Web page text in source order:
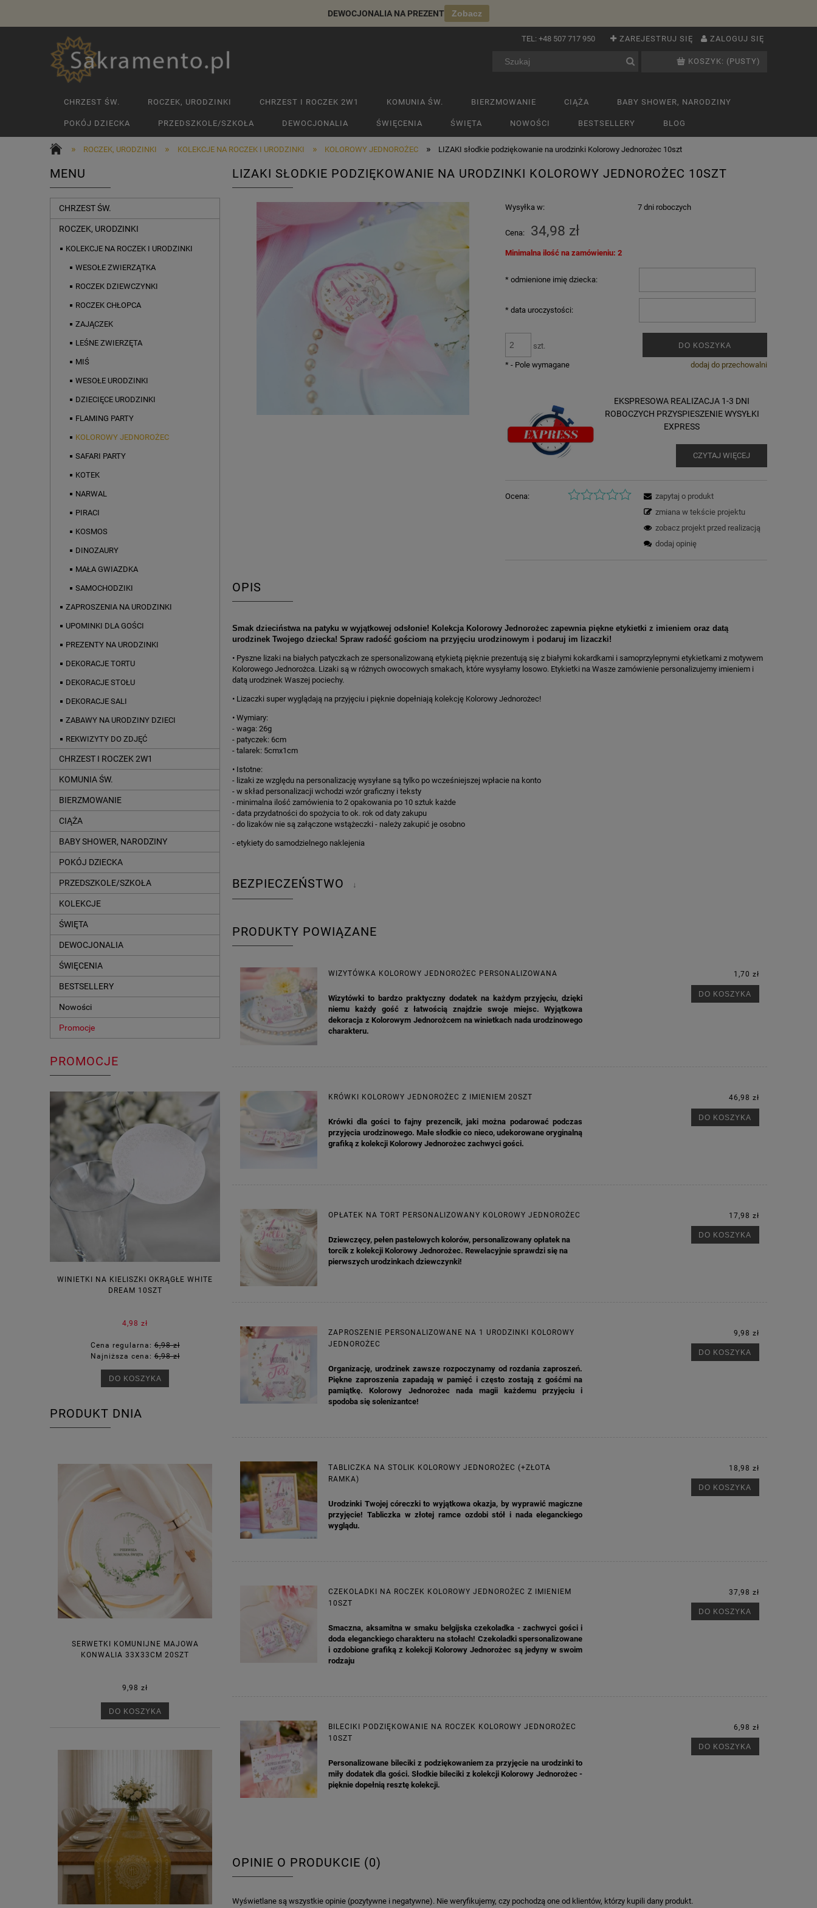
DEWOCJONALIA NA PREZENT Zobacz
ZAREJESTRUJ SIĘ ZALOGUJ SIĘ
TEL: +48 507 717 950
KOSZYK: (PUSTY)
CHRZEST ŚW. ROCZEK, URODZINKI CHRZEST I ROCZEK 2W1 KOMUNIA ŚW. BIERZMOWANIE CIĄŻA BABY SHOWER, NARODZINY
POKÓJ DZIECKA PRZEDSZKOLE/SZKOŁA DEWOCJONALIA ŚWIĘCENIA ŚWIĘTA NOWOŚCI BESTSELLERY BLOG
» ROCZEK, URODZINKI » KOLEKCJE NA ROCZEK I URODZINKI » KOLOROWY JEDNOROŻEC » LIZAKI słodkie podziękowanie na urodzinki Kolorowy Jednorożec 10szt
MENU
CHRZEST ŚW.
ROCZEK, URODZINKI
KOLEKCJE NA ROCZEK I URODZINKI
WESOŁE ZWIERZĄTKA
ROCZEK DZIEWCZYNKI
ROCZEK CHŁOPCA
ZAJĄCZEK
LEŚNE ZWIERZĘTA
MIŚ
WESOŁE URODZINKI
DZIECIĘCE URODZINKI
FLAMING PARTY
KOLOROWY JEDNOROŻEC
SAFARI PARTY
KOTEK
NARWAL
PIRACI
KOSMOS
DINOZAURY
MAŁA GWIAZDKA
SAMOCHODZIKI
ZAPROSZENIA NA URODZINKI
UPOMINKI DLA GOŚCI
PREZENTY NA URODZINKI
DEKORACJE TORTU
DEKORACJE STOŁU
DEKORACJE SALI
ZABAWY NA URODZINY DZIECI
REKWIZYTY DO ZDJĘĆ
CHRZEST I ROCZEK 2W1
KOMUNIA ŚW.
BIERZMOWANIE
CIĄŻA
BABY SHOWER, NARODZINY
POKÓJ DZIECKA
PRZEDSZKOLE/SZKOŁA
KOLEKCJE
ŚWIĘTA
DEWOCJONALIA
ŚWIĘCENIA
BESTSELLERY
Nowości
Promocje
PROMOCJE
WINIETKI NA KIELISZKI OKRĄGŁE WHITE
DREAM 10SZT
4,98 zł
Cena regularna:6,98 zł
Najniższa cena:6,98 zł
DO KOSZYKA
PUDEŁECZKA PODZIĘKOWANIE ZŁOTA
Cena regularna:
9,98 zł
Najniższa cena:
DO KOSZYKA DO KOSZYKA
PRODUKT DNIA
SERWETKI KOMUNIJNE MAJOWA
KONWALIA 33X33CM 20SZT
9,98 zł
DO KOSZYKA
LIZAKI SŁODKIE PODZIĘKOWANIE NA URODZINKI KOLOROWY JEDNOROŻEC 10SZT
Wysyłka w: 7 dni roboczych
Cena: 34,98 zł
Minimalna ilość na zamówieniu: 2
* odmienione imię dziecka:
* data uroczystości:
szt. DO KOSZYKA
dodaj do przechowalni
* - Pole wymagane
EKSPRESOWA REALIZACJA 1-3 DNI
ROBOCZYCH PRZYSPIESZENIE WYSYŁKI
EXPRESS
CZYTAJ WIĘCEJ
Ocena:
zapytaj o produkt
zmiana w tekście projektu
zobacz projekt przed realizacją
dodaj opinię
OPIS
Smak dzieciństwa na patyku w wyjątkowej odsłonie! Kolekcja Kolorowy Jednorożec zapewnia piękne etykietki z imieniem oraz datą
urodzinek Twojego dziecka! Spraw radość gościom na przyjęciu urodzinowym i podaruj im lizaczki!
• Pyszne lizaki na białych patyczkach ze spersonalizowaną etykietą pięknie prezentują się z białymi kokardkami i samoprzylepnymi etykietkami z motywem
Kolorowego Jednorożca. Lizaki są w różnych owocowych smakach, które wysyłamy losowo. Etykietki na Wasze zamówienie personalizujemy imieniem i
datą urodzinek Waszej pociechy.
• Lizaczki super wyglądają na przyjęciu i pięknie dopełniają kolekcję Kolorowy Jednorożec!
• Wymiary:
- waga: 26g
- patyczek: 6cm
- talarek: 5cmx1cm
• Istotne:
- lizaki ze względu na personalizację wysyłane są tylko po wcześniejszej wpłacie na konto
- w skład personalizacji wchodzi wzór graficzny i teksty
- minimalna ilość zamówienia to 2 opakowania po 10 sztuk każde
- data przydatności do spożycia to ok. rok od daty zakupu
- do lizaków nie są załączone wstążeczki - należy zakupić je osobno
- etykiety do samodzielnego naklejenia
BEZPIECZEŃSTWO ↓
PRODUKTY POWIĄZANE
WIZYTÓWKA KOLOROWY JEDNOROŻEC PERSONALIZOWANA
Wizytówki to bardzo praktyczny dodatek na każdym przyjęciu, dzięki
niemu każdy gość z łatwością znajdzie swoje miejsc. Wyjątkowa
dekoracja z Kolorowym Jednorożcem na winietkach nada urodzinowego
charakteru.
1,70 zł
DO KOSZYKA
KRÓWKI KOLOROWY JEDNOROŻEC Z IMIENIEM 20SZT
Krówki dla gości to fajny prezencik, jaki można podarować podczas
przyjęcia urodzinowego. Małe słodkie co nieco, udekorowane oryginalną
grafiką z kolekcji Kolorowy Jednorożec zachwyci gości.
46,98 zł
DO KOSZYKA
OPŁATEK NA TORT PERSONALIZOWANY KOLOROWY JEDNOROŻEC
Dziewczęcy, pełen pastelowych kolorów, personalizowany opłatek na
torcik z kolekcji Kolorowy Jednorożec. Rewelacyjnie sprawdzi się na
pierwszych urodzinkach dziewczynki!
17,98 zł
DO KOSZYKA
ZAPROSZENIE PERSONALIZOWANE NA 1 URODZINKI KOLOROWY
JEDNOROŻEC
Organizację, urodzinek zawsze rozpoczynamy od rozdania zaproszeń.
Piękne zaproszenia zapadają w pamięć i często zostają z gośćmi na
pamiątkę. Kolorowy Jednorożec nada magii każdemu przyjęciu i
spodoba się solenizantce!
9,98 zł
DO KOSZYKA
TABLICZKA NA STOLIK KOLOROWY JEDNOROŻEC (+ZŁOTA
RAMKA)
Urodzinki Twojej córeczki to wyjątkowa okazja, by wyprawić magiczne
przyjęcie! Tabliczka w złotej ramce ozdobi stół i nada eleganckiego
wyglądu.
18,98 zł
DO KOSZYKA
CZEKOLADKI NA ROCZEK KOLOROWY JEDNOROŻEC Z IMIENIEM
10SZT
Smaczna, aksamitna w smaku belgijska czekoladka - zachwyci gości i
doda eleganckiego charakteru na stołach! Czekoladki spersonalizowane
i ozdobione grafiką z kolekcji Kolorowy Jednorożec są jedyny w swoim
rodzaju
37,98 zł
DO KOSZYKA
BILECIKI PODZIĘKOWANIE NA ROCZEK KOLOROWY JEDNOROŻEC
10SZT
Personalizowane bileciki z podziękowaniem za przyjęcie na urodzinki to
miły dodatek dla gości. Słodkie bileciki z kolekcji Kolorowy Jednorożec -
pięknie dopełnią resztę kolekcji.
6,98 zł
DO KOSZYKA
OPINIE O PRODUKCIE (0)
Wyświetlane są wszystkie opinie (pozytywne i negatywne). Nie weryfikujemy, czy pochodzą one od klientów, którzy kupili dany produkt.